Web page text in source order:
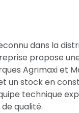
dans la
propose
Agrimaxi et
un stock en
technique
qualité.